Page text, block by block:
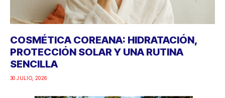
COSMÉTICA COREANA: HIDRATACIÓN,
PROTECCIÓN SOLAR Y UNA RUTINA
SENCILLA
30 JULIO, 2026